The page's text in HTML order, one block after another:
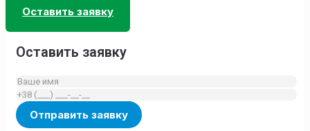
Оставить заявку
Оставить заявку